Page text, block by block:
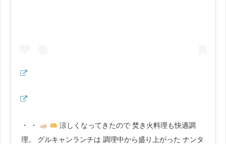
・ ・
涼しくなってきたので 焚き火料理も快適調
理。 グルキャンランチは 調理中から盛り上がった ナンタ